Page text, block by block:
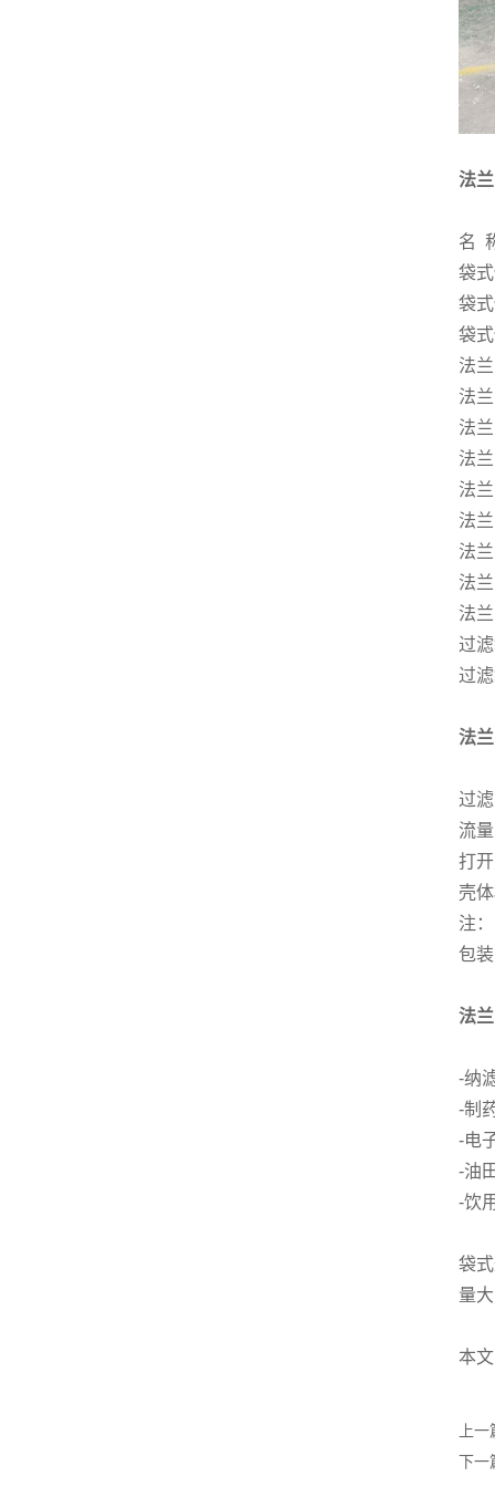
法
名
袋
袋
袋
法
法
法
法
法
法
法
法
法
过
过
法
过
流
打
壳
注
包
法
-纳
-制
-电
-油
-饮
袋式
量
本
上
下一